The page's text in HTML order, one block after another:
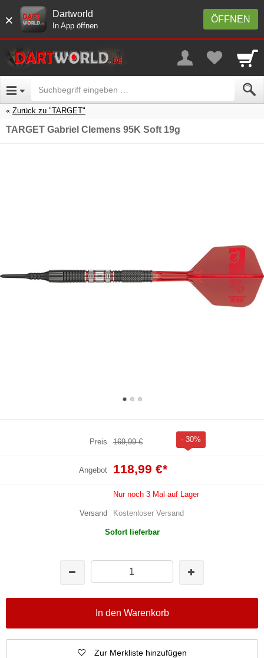
× ÖFFNEN
Dartworld
In App öffnen
Zurück zu "TARGET"
TARGET Gabriel Clemens 95K Soft 19g
Preis 169,99 € - 30%
Angebot 118,99 €*
Nur noch 3 Mal auf Lager
Versand Kostenloser Versand
Sofort lieferbar
In den Warenkorb
Zur Merkliste hinzufügen